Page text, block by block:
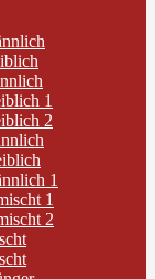
1
2
1
1
2